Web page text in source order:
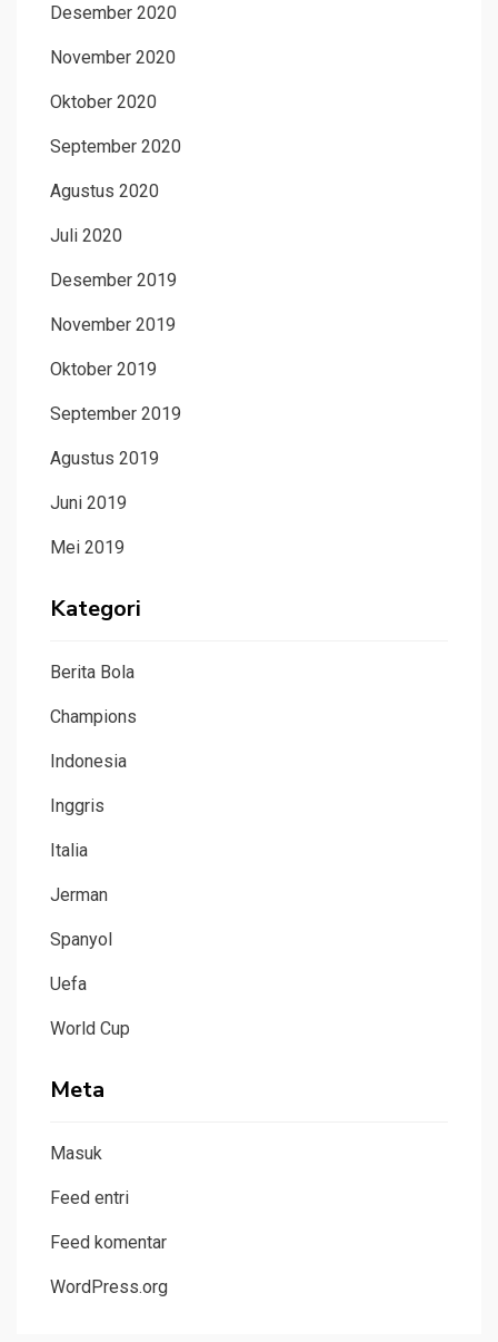
Desember 2020
November 2020
Oktober 2020
September 2020
Agustus 2020
Juli 2020
Desember 2019
November 2019
Oktober 2019
September 2019
Agustus 2019
Juni 2019
Mei 2019
Kategori
Berita Bola
Champions
Indonesia
Inggris
Italia
Jerman
Spanyol
Uefa
World Cup
Meta
Masuk
Feed entri
Feed komentar
WordPress.org